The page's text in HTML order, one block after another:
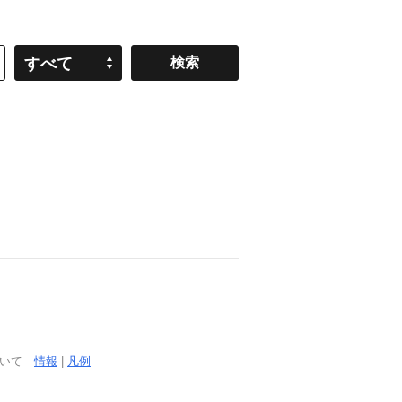
すべて
いて情報 凡例